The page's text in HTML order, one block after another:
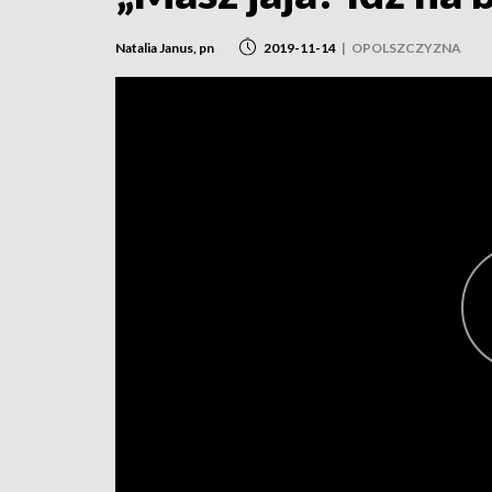
Natalia Janus, pn 2019-11-14 | OPOLSZCZYZNA